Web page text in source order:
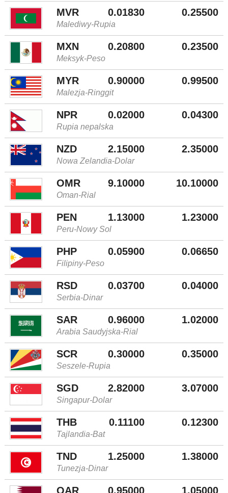
MVR 0.01830 0.25500
Malediwy-Rupia
MXN 0.20800 0.23500
Meksyk-Peso
MYR 0.90000 0.99500
Malezja-Ringgit
NPR 0.02000 0.04300
Rupia nepalska
NZD 2.15000 2.35000
Nowa Zelandia-Dolar
OMR 9.10000 10.10000
Oman-Rial
PEN 1.13000 1.23000
Peru-Nowy Sol
PHP 0.05900 0.06650
Filipiny-Peso
RSD 0.03700 0.04000
Serbia-Dinar
SAR 0.96000 1.02000
Arabia Saudyjska-Rial
SCR 0.30000 0.35000
Seszele-Rupia
SGD 2.82000 3.07000
Singapur-Dolar
THB 0.11100 0.12300
Tajlandia-Bat
TND 1.25000 1.38000
Tunezja-Dinar
QAR 0.95000 1.05000